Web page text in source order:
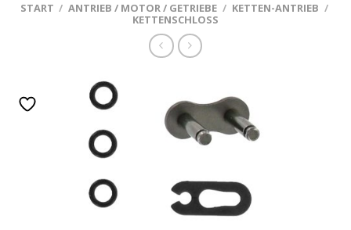
START / ANTRIEB / MOTOR / GETRIEBE / KETTEN-ANTRIEB /
KETTENSCHLOSS